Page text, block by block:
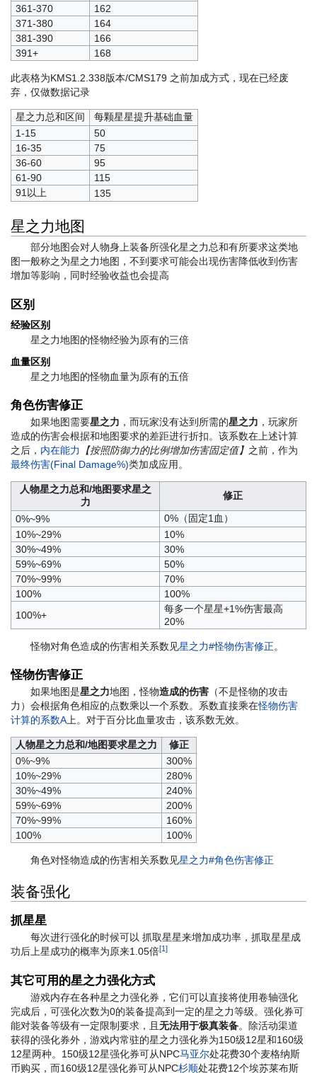
361-370
162
371-380
164
381-390
166
391+
168
此表格为KMS1.2.338版本/CMS179 之前加成方式，现在已经废
弃，仅做数据记录
星之力总和区间
每颗星星提升基础血量
1-15
50
16-35
75
36-60
95
61-90
115
91以上
135
星之力地图
部分地图会对人物身上装备所强化星之力总和有所要求这类地
图一般称之为星之力地图，不到要求可能会出现伤害降低收到伤害
增加等影响，同时经验收益也会提高
区别
经验区别
星之力地图的怪物经验为原有的三倍
血量区别
星之力地图的怪物血量为原有的五倍
角色伤害修正
如果地图需要星之力 ，而玩家没有达到所需的星之力 ，玩家所
造成的伤害会根据和地图要求的差距进行折扣。该系数在上述计算‏‎
之后， 内在能力 【按照防御力的比例增加伤害固定值】 之前，作为
最终伤害(Final Damage%)类加成应用。
人物星之力总和/地图要求星之
力
修正
0%~9%
0%（固定1血）
10%~29%
10%
30%~49%
30%
59%~69%
50%
70%~99%
70%
100%
100%
100%+
每多一个星星+1%伤害最高
20%
怪物对角色造成的伤害相关系数见星之力#怪物伤害修正。
怪物伤害修正
如果地图是星之力地图，怪物造成的伤害 （不是怪物的攻击
力）会根据角色相应的点数‏‎乘以一个系数。系数直接乘在怪物伤害
计算的系数A上。对于百分比血量攻击，该系数无效。
人物星之力总和/地图要求星之力
修正
0%~9%
300%
10%~29%
280%
30%~49%
240%
59%~69%
200%
70%~99%
160%
100%
100%
角色对怪物造成的伤害相关系数见星之力#角色伤害修正
装备强化
抓星星
每次进行强化的时候可以 抓取星星来增加成功率，抓取星星成
功后上星成功的概率为原来1.05倍[1]
其它可用的星之力强化方式
游戏内存在各种星之力强化券，它们可以直接将使用卷轴强化
完成后，可强化次数为0的装备提高到一定的星之力等级。强化券可
能对装备等级有一定限制要求，且无法用于极真装备。除活动渠道
获得的强化券外，游戏内常驻的星之力强化券为150级12星和160级
12星两种。150级12星强化券可从NPC马亚尔处花费30个麦格纳斯
币购买，而160级12星强化券可从NPC杉顺处花费12个埃苏莱布斯